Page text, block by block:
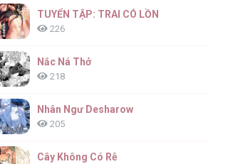
TUYỂN TẬP: TRAI CÓ LỒN
226
Nắc Ná Thở
218
Nhân Ngư Desharow
205
Cây Không Có Rễ